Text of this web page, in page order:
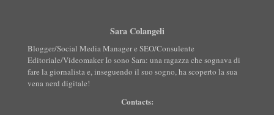
Sara Colangeli
Blogger/Social Media Manager e SEO/Consulente
Editoriale/Videomaker Io sono Sara: una ragazza che sognava di
fare la giornalista e, inseguendo il suo sogno, ha scoperto la sua
vena nerd digitale!
Contacts: